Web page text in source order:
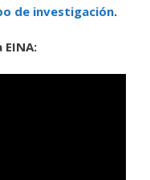
de investigación.
EINA: